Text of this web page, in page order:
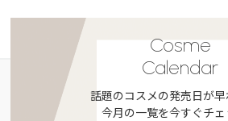
Cosme
Calendar
話題のコスメの発売日が早
今月の一覧を今すぐチェ